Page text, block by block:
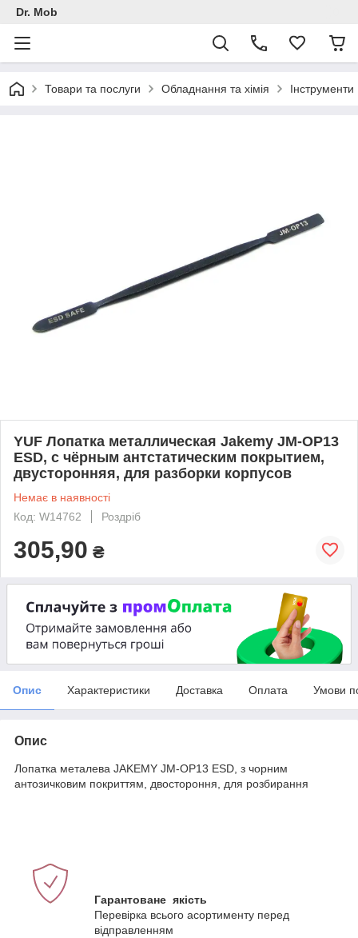
Dr. Mob
Товари та послуги Обладнання та хімія Інструменти
YUF Лопатка металлическая Jakemy JM-OP13
ESD, с чёрным антстатическим покрытием,
двусторонняя, для разборки корпусов
Немає в наявності
Код: W14762
Роздріб
305,90 ₴
Опис Характеристики Доставка Оплата Умови
Опис
Лопатка металева JAKEMY JM-OP13 ESD, з чорним
антозичковим покриттям, двостороння, для розбирання
Гарантоване якість
Перевірка всього асортименту перед
відправленням